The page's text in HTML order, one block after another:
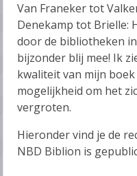
Van Franeker tot
Denekamp tot Brielle:
door de bibliotheken
bijzonder blij mee! Ik
kwaliteit van mijn
mogelijkheid om het
vergroten.
Hieronder vind je de
NBD Biblion is